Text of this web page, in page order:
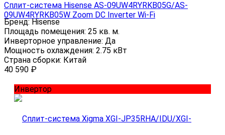
Сплит-система Hisense AS-09UW4RYRKB05G/AS-
09UW4RYRKB05W Zoom DC Inverter Wi-Fi
Бренд: Hisense
Площадь помещения: 25 кв. м.
Инверторное управление: Да
Мощность охлаждения: 2.75 кВт
Страна сборки: Китай
40 590 ₽
Инвертор